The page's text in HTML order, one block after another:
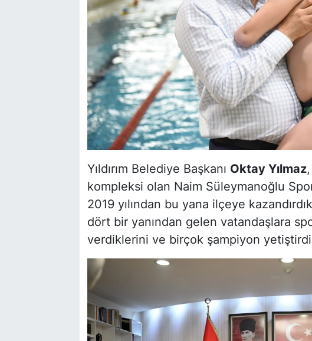
Yıldırım Belediye Başkanı Oktay Yılmaz,
kompleksi olan Naim Süleymanoğlu
2019 yılından bu yana ilçeye
dört bir yanından gelen vatandaşlara
verdiklerini ve birçok şampiyon